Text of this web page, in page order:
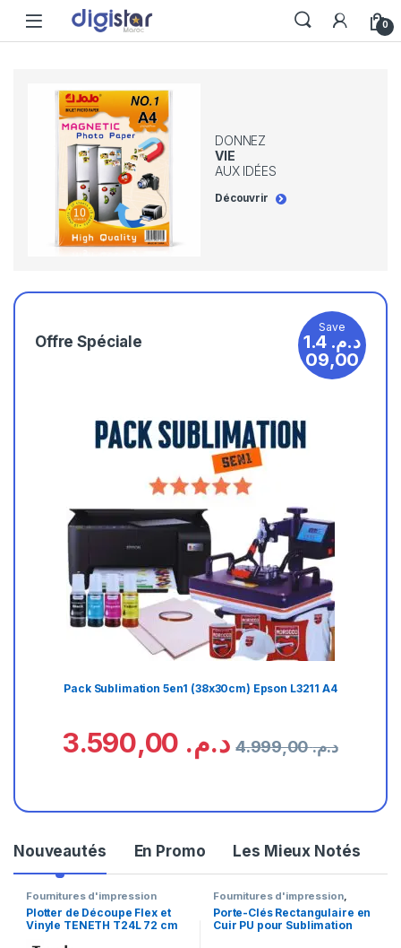
0
Lancez Votre Atelier avec Epson.
DÉCOUVRIR
DONNEZ
VIE
AUX IDÉES
Découvrir
Offre Spéciale
Save
د.م. 1.4
09,00
Pack Sublimation 5en1 (38x30cm) Epson L3211 A4
د.م. د.م.4.999,00
Nouveautés En Promo Les Mieux Notés
Fournitures d'impression
Plotter de Découpe Flex et
Vinyle TENETH T24L 72 cm
Fournitures d'impression,
Sublimation
Porte-Clés Rectangulaire en
Cuir PU pour Sublimation